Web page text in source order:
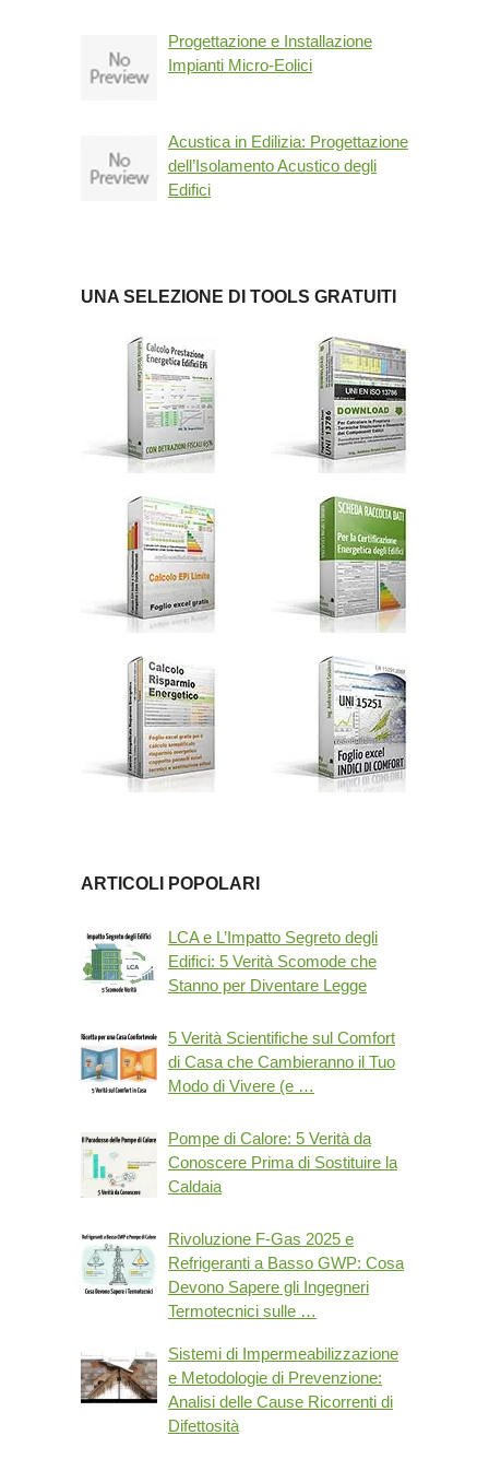
Progettazione e Installazione
Impianti Micro-Eolici
Acustica in Edilizia: Progettazione
dell’Isolamento Acustico degli
Edifici
UNA SELEZIONE DI TOOLS GRATUITI
ARTICOLI POPOLARI
LCA e L’Impatto Segreto degli
Edifici: 5 Verità Scomode che
Stanno per Diventare Legge
5 Verità Scientifiche sul Comfort
di Casa che Cambieranno il Tuo
Modo di Vivere (e …
Pompe di Calore: 5 Verità da
Conoscere Prima di Sostituire la
Caldaia
Rivoluzione F-Gas 2025 e
Refrigeranti a Basso GWP: Cosa
Devono Sapere gli Ingegneri
Termotecnici sulle …
Sistemi di Impermeabilizzazione
e Metodologie di Prevenzione:
Analisi delle Cause Ricorrenti di
Difettosità